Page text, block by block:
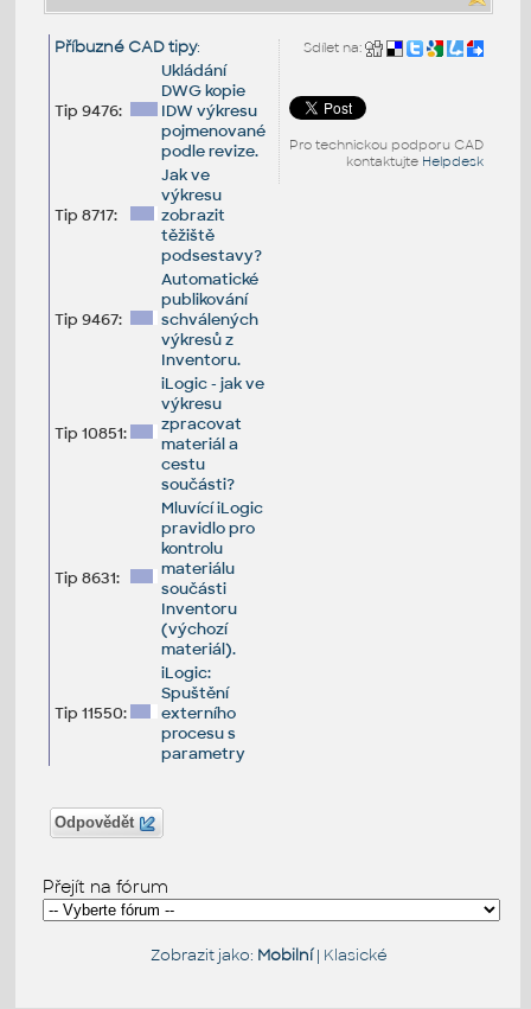
Sdílet na:
Pro technickou podporu CAD
kontaktujte Helpdesk
Příbuzné CAD tipy:
Tip 9476:
Ukládání
DWG kopie
IDW výkresu
pojmenované
podle revize.
Tip 8717:
Jak ve
výkresu
zobrazit
těžiště
podsestavy?
Tip 9467:
Automatické
publikování
schválených
výkresů z
Inventoru.
Tip 10851:
iLogic - jak ve
výkresu
zpracovat
materiál a
cestu
součásti?
Tip 8631:
Mluvící iLogic
pravidlo pro
kontrolu
materiálu
součásti
Inventoru
(výchozí
materiál).
Tip 11550:
iLogic:
Spuštění
externího
procesu s
parametry
Odpovědět
Přejít na fórum
Zobrazit jako: Mobilní| Klasické